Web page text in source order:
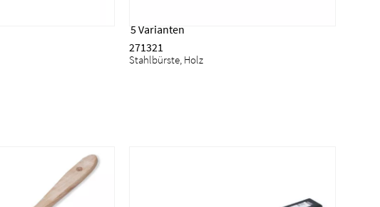
Stahlbürste, Holz
271321
5 Varianten